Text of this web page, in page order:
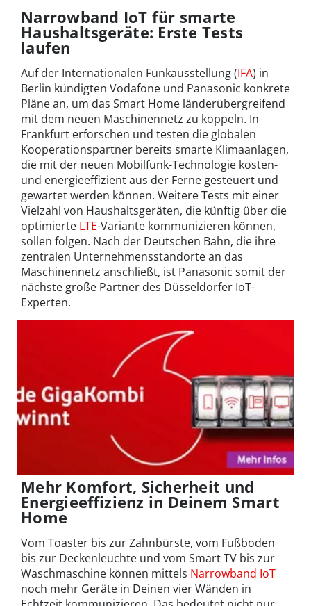
Narrowband IoT für smarte
Haushaltsgeräte: Erste Tests
laufen
Auf der Internationalen Funkausstellung (IFA) in
Berlin kündigten Vodafone und Panasonic konkrete
Pläne an, um das Smart Home länderübergreifend
mit dem neuen Maschinennetz zu koppeln. In
Frankfurt erforschen und testen die globalen
Kooperationspartner bereits smarte Klimaanlagen,
die mit der neuen Mobilfunk-Technologie kosten-
und energieeffizient aus der Ferne gesteuert und
gewartet werden können. Weitere Tests mit einer
Vielzahl von Haushaltsgeräten, die künftig über die
optimierte LTE-Variante kommunizieren können,
sollen folgen. Nach der Deutschen Bahn, die ihre
zentralen Unternehmensstandorte an das
Maschinennetz anschließt, ist Panasonic somit der
nächste große Partner des Düsseldorfer IoT-
Experten.
Mehr Komfort, Sicherheit und
Energieeffizienz in Deinem Smart
Home
Vom Toaster bis zur Zahnbürste, vom Fußboden
bis zur Deckenleuchte und vom Smart TV bis zur
Waschmaschine können mittels Narrowband IoT
noch mehr Geräte in Deinen vier Wänden in